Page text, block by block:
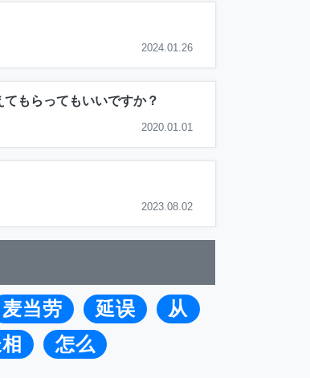
2024.01.26
もらってもいいですか？
2020.01.01
2023.08.02
麦当劳 延误
从
怎么